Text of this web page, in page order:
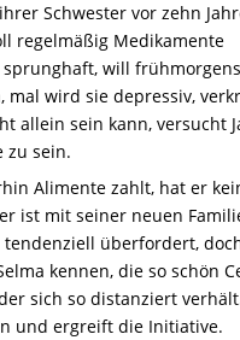
Schwester vor zehn
regelmäßig Medikamente
will
wird sie depressiv,
allein sein kann, versucht
zu sein.
Alimente zahlt, hat er
ist mit seiner neuen
überfordert,
kennen, die so schön
sich so distanziert
und ergreift die Initiative.